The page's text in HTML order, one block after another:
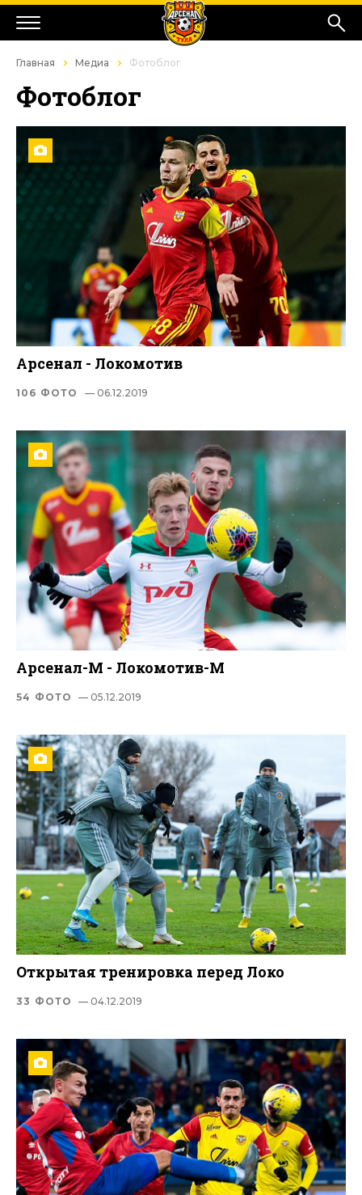
Главная Медиа Фотоблог
Фотоблог
Арсенал - Локомотив
106 ФОТО — 06.12.2019
Арсенал-М - Локомотив-М
54 ФОТО — 05.12.2019
Открытая тренировка перед Локо
33 ФОТО — 04.12.2019